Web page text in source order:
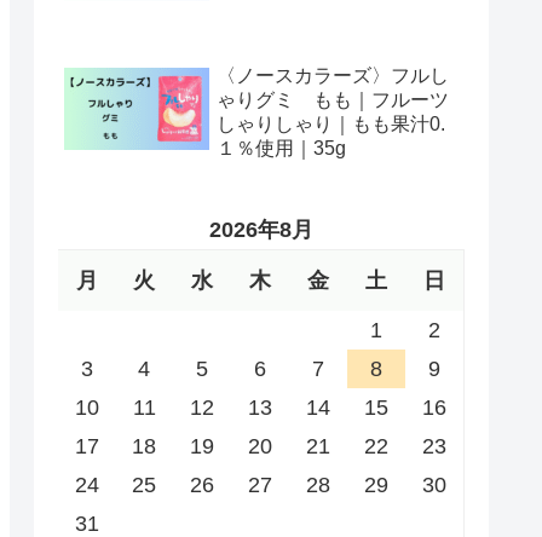
〈ノースカラーズ〉フルし
ゃりグミ もも｜フルーツ
しゃりしゃり｜もも果汁0.
１％使用｜35g
2026年8月
月 火 水 木 金 土 日
1
2
3
4 5 6 7 8
9
10
11 12 13 14 15
16
17
18 19 20 21 22
23
24
25 26 27 28 29
30
31